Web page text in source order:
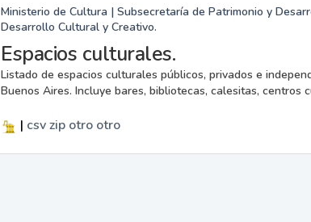
Ministerio de Cultura | Subsecretaría de Patrimonio y
Desarrollo Cultural y Creativo.
Espacios culturales.
Listado de espacios culturales públicos, privados e
Buenos Aires. Incluye bares, bibliotecas, calesitas, centros
| csvzip otro otro